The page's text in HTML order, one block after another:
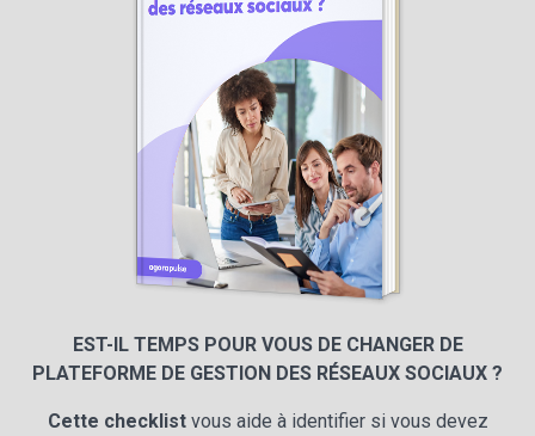
EST-IL TEMPS POUR VOUS DE CHANGER DE
PLATEFORME DE GESTION DES RÉSEAUX SOCIAUX ?
Cette checklistvous aide à identifier si vous devez